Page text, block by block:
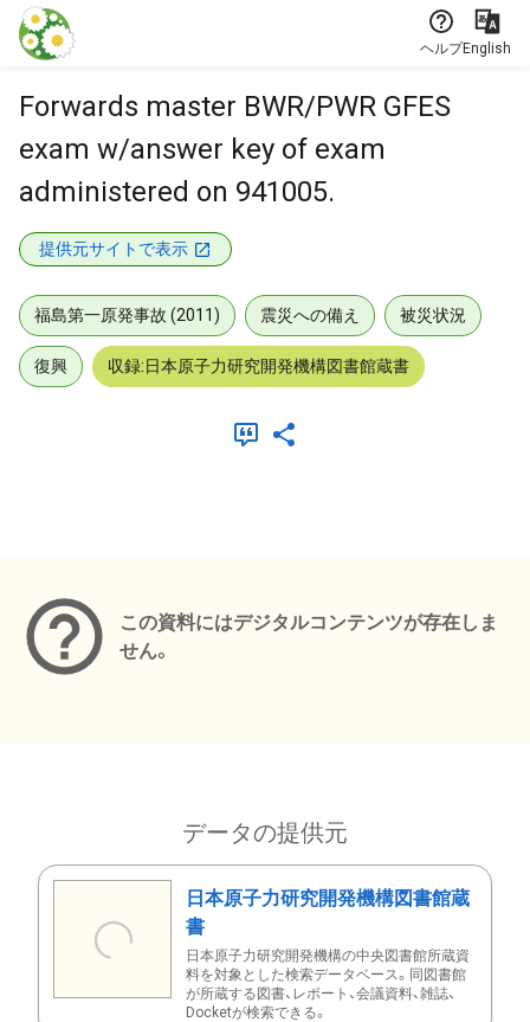
本文に飛ぶ
ヘルプEnglish
Forwards master BWR/PWR GFES
exam w/answer key of exam
administered on 941005.
提供元サイトで表示
福島第一原発事故 (2011) 震災への備え 被災状況
復興 収録:日本原子力研究開発機構図書館蔵書
この資料にはデジタルコンテンツが存在しま
せん。
データの提供元
日本原子力研究開発機構図書館蔵
書
日本原子力研究開発機構の中央図書館所蔵資
料を対象とした検索データベース。同図書館
が所蔵する図書、レポート、会議資料、雑誌、
Docketが検索できる。